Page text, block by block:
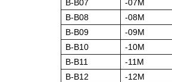
В-В07
-07М
В-В08
-08М
В-В09
-09М
В-В10
-10М
В-В11
-11М
В-В12
-12М